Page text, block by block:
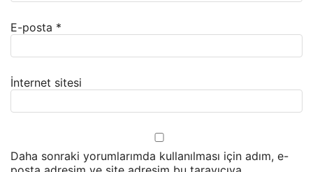
E-posta *
İnternet sitesi
Daha sonraki yorumlarımda kullanılması için adım, e-